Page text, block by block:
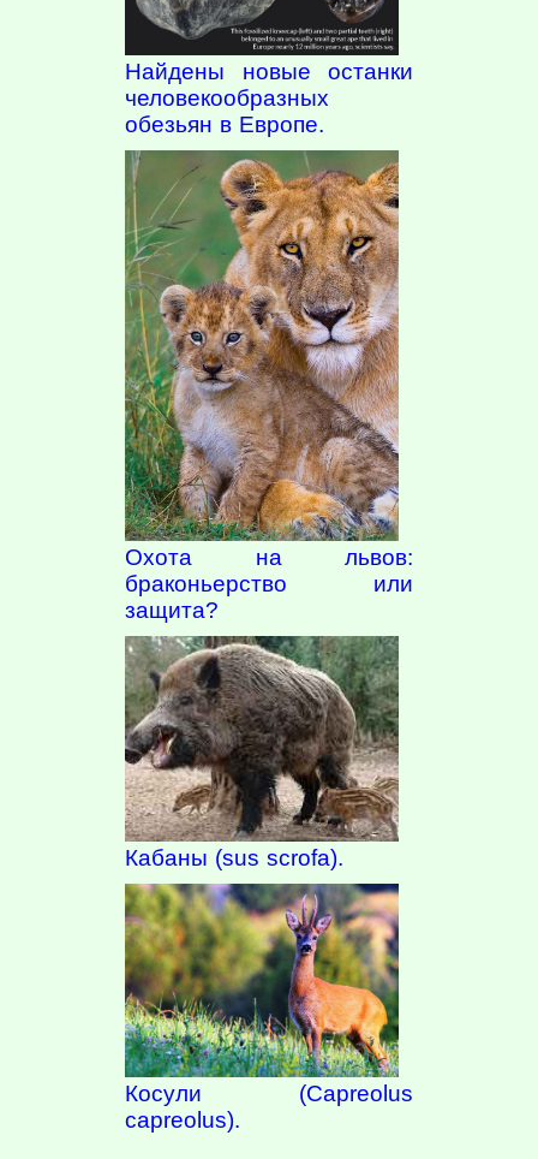
Найдены новые останки
человекообразных
обезьян в Европе.
Охота на львов:
браконьерство или
защита?
Кабаны (sus scrofa).
Косули (Capreolus
capreolus).